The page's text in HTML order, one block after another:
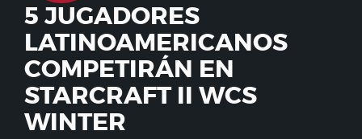
5 JUGADORES
LATINOAMERICANOS
COMPETIRÁN EN
STARCRAFT II WCS
WINTER